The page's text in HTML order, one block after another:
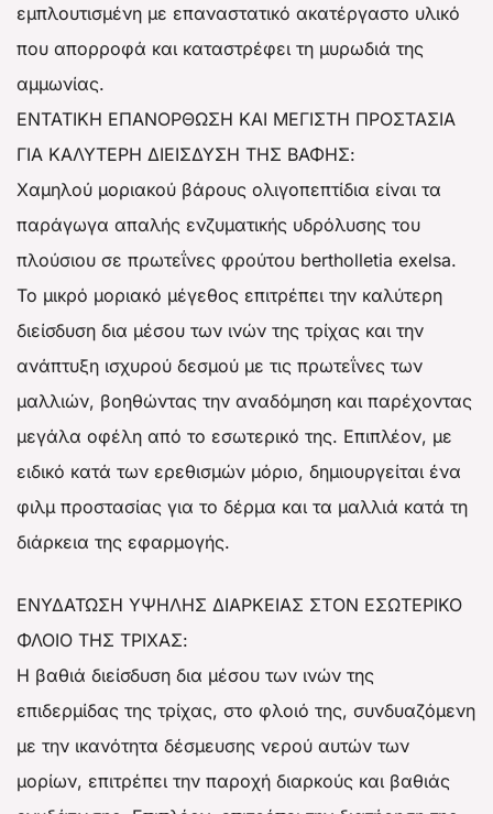
εμπλουτισμένη με επαναστατικό ακατέργαστο υλικό
που απορροφά και καταστρέφει τη μυρωδιά της
αμμωνίας.
ΕΝΤΑΤΙΚΗ ΕΠΑΝΟΡΘΩΣΗ ΚΑΙ ΜΕΓΙΣΤΗ ΠΡΟΣΤΑΣΙΑ
ΓΙΑ ΚΑΛΥΤΕΡΗ ΔΙΕΙΣΔΥΣΗ ΤΗΣ ΒΑΦΗΣ:
Χαμηλού μοριακού βάρους ολιγοπεπτίδια είναι τα
παράγωγα απαλής ενζυματικής υδρόλυσης του
πλούσιου σε πρωτεΐνες φρούτου bertholletia exelsa.
Το μικρό μοριακό μέγεθος επιτρέπει την καλύτερη
διείσδυση δια μέσου των ινών της τρίχας και την
ανάπτυξη ισχυρού δεσμού με τις πρωτεΐνες των
μαλλιών, βοηθώντας την αναδόμηση και παρέχοντας
μεγάλα οφέλη από το εσωτερικό της. Επιπλέον, με
ειδικό κατά των ερεθισμών μόριο, δημιουργείται ένα
φιλμ προστασίας για το δέρμα και τα μαλλιά κατά τη
διάρκεια της εφαρμογής.
ΕΝΥΔΑΤΩΣΗ ΥΨΗΛΗΣ ΔΙΑΡΚΕΙΑΣ ΣΤΟΝ ΕΣΩΤΕΡΙΚΟ
ΦΛΟΙΟ ΤΗΣ ΤΡΙΧΑΣ:
Η βαθιά διείσδυση δια μέσου των ινών της
επιδερμίδας της τρίχας, στο φλοιό της, συνδυαζόμενη
με την ικανότητα δέσμευσης νερού αυτών των
μορίων, επιτρέπει την παροχή διαρκούς και βαθιάς